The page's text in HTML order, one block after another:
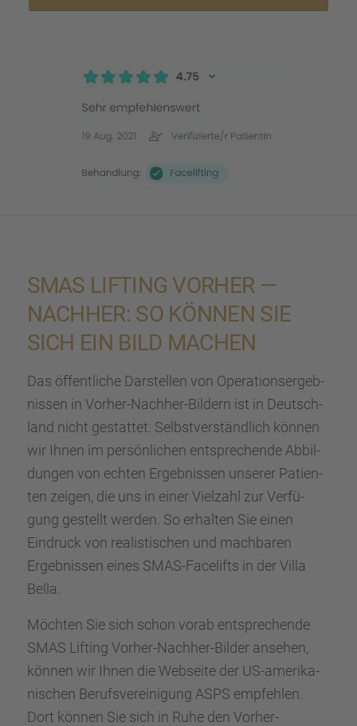
SMAS LIFTING VORHER —
NACHHER: SO KÖNNEN SIE
SICH EIN BILD MACHEN
Das öffent­li­che Darstel­len von Opera­ti­ons­er­geb­
nis­sen in Vorher-Nachher-Bildern ist in Deutsch­
land nicht gestat­tet. Selbst­ver­ständ­lich können
wir Ihnen im persön­li­chen entspre­chende Abbil­
dun­gen von echten Ergeb­nis­sen unserer Patien­
ten zeigen, die uns in einer Vielzahl zur Verfü­
gung gestellt werden. So erhal­ten Sie einen
Eindruck von realis­ti­schen und machba­ren
Ergeb­nis­sen eines SMAS-Facelifts in der Villa
Bella.
Möchten Sie sich schon vorab entspre­chende
SMAS Lifting Vorher-Nachher-Bilder ansehen,
können wir Ihnen die Webseite der US-ameri­ka­
ni­schen Berufs­ver­ei­ni­gung ASPS empfeh­len.
Dort können Sie sich in Ruhe den Vorher-